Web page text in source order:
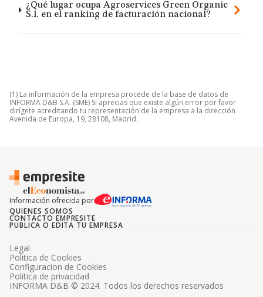
¿Qué lugar ocupa Agroservices Green Organic
S.l. en el ranking de facturación nacional?
(1) La información de la empresa procede de la base de datos de
INFORMA D&B S.A. (SME) Si aprecias que existe algún error por favor
dirígete acreditando tu representación de la empresa a la dirección
Avenida de Europa, 19, 28108, Madrid.
Información ofrecida por
QUIENES SOMOS
CONTACTO EMPRESITE
PUBLICA O EDITA TU EMPRESA
INFORMA D&B © 2024. Todos los derechos reservados
Legal
Politica de Cookies
Configuracion de Cookies
Politica de privacidad